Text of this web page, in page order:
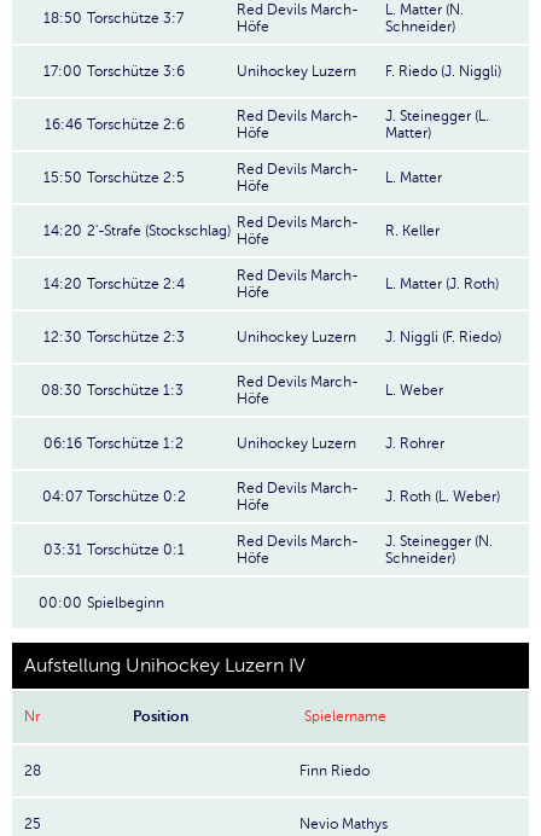
18:50 Torschütze 3:7
Red Devils March-
Höfe
L. Matter (N.
Schneider)
17:00 Torschütze 3:6 Unihockey Luzern F. Riedo (J. Niggli)
16:46 Torschütze 2:6
Red Devils March-
Höfe
J. Steinegger (L.
Matter)
15:50 Torschütze 2:5
Red Devils March-
Höfe
L. Matter
14:20 2'-Strafe (Stockschlag) Red Devils March-
Höfe
R. Keller
14:20 Torschütze 2:4
Red Devils March-
Höfe
L. Matter (J. Roth)
12:30 Torschütze 2:3 Unihockey Luzern J. Niggli (F. Riedo)
08:30 Torschütze 1:3
Red Devils March-
Höfe
L. Weber
06:16 Torschütze 1:2 Unihockey Luzern J. Rohrer
04:07 Torschütze 0:2
Red Devils March-
Höfe
J. Roth (L. Weber)
03:31 Torschütze 0:1
Red Devils March-
Höfe
J. Steinegger (N.
Schneider)
00:00 Spielbeginn
Aufstellung Unihockey Luzern IV
Nr Position Spielername
28 Finn Riedo
25 Nevio Mathys